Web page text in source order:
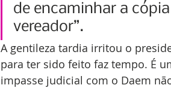
de encaminhar a
vereador”.
A gentileza tardia irritou o
para ter sido feito faz tempo. É
impasse judicial com o Daem